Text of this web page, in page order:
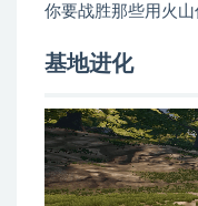
你要战胜那些用火
基地进化